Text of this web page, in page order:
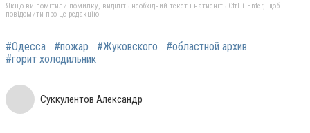
Якщо ви помітили помилку, виділіть необхідний текст і натисніть Ctrl + Enter, щоб
повідомити про це редакцію
#Одесса #пожар #Жуковского
#областной архив
#горит холодильник
Суккулентов Александр